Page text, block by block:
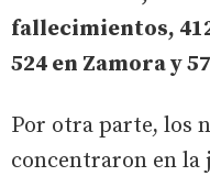
fallecimientos,
524 en Zamora y
Por otra parte, los
concentraron en la